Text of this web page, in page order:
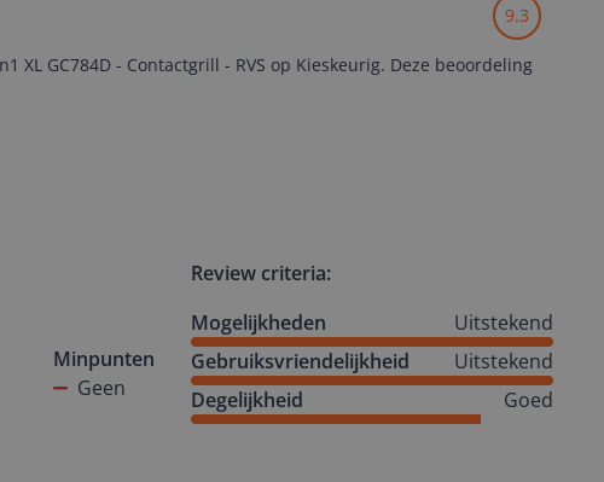
9.3
GC784D - Contactgrill - RVS op Kieskeurig. Deze beoordeling
Minpunten
Geen
Review criteria:
Mogelijkheden
Uitstekend
Gebruiksvriendelijkheid
Uitstekend
Degelijkheid
Goed